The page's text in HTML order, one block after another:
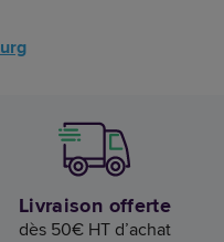
Livraison offerte
dès 50€ HT d’achat